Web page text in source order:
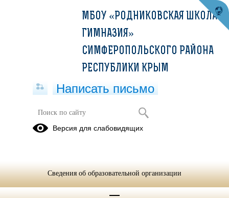
Школа Минпросвещения России
МБОУ «РОДНИКОВСКАЯ ШКОЛА-
ГИМНАЗИЯ»
СИМФЕРОПОЛЬСКОГО РАЙОНА
РЕСПУБЛИКИ КРЫМ
Написать письмо
Версия для слабовидящих
Сведения об образовательной организации